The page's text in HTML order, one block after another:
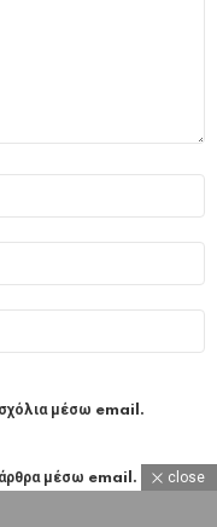
σχόλια μέσω email.
άρθρα μέσω email. close